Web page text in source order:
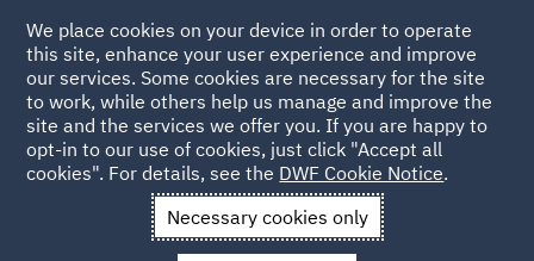
Back to Articles
News and Insights Press Releases
Gerolamo Vinci
nuovo counsel di DWF
We place cookies on your device in order to operate
this site, enhance your user experience and improve
our services. Some cookies are necessary for the site
to work, while others help us manage and improve the
site and the services we offer you. If you are happy to
opt-in to our use of cookies, just click "Accept all
cookies". For details, see the DWF Cookie Notice.
Necessary cookies only